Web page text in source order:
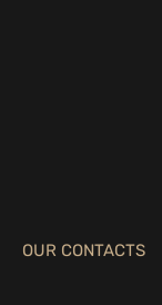
OUR CONTACTS